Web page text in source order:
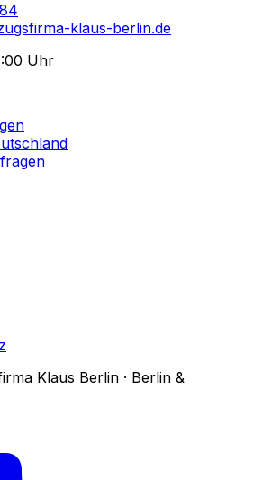
klaus-berlin.de
Uhr
Klaus Berlin · Berlin &